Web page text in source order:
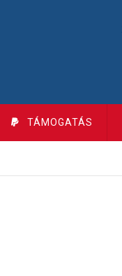
TÁMOGATÁS